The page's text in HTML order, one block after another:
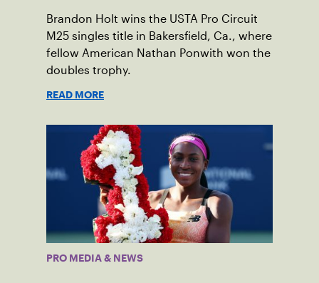
Brandon Holt wins the USTA Pro Circuit
M25 singles title in Bakersfield, Ca., where
fellow American Nathan Ponwith won the
doubles trophy.
READ MORE
PRO MEDIA & NEWS